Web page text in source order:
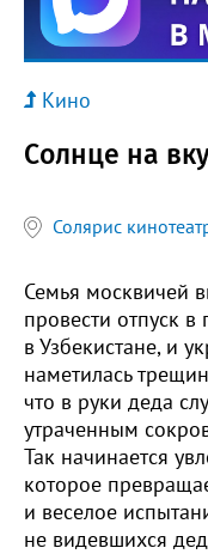
Кино
Солнце на
Солярис
Семья москвичей
провести отпуск в
в Узбекистане, и
наметилась
что в руки деда
утраченным
Так начинается
которое
и веселое
не видевшихся